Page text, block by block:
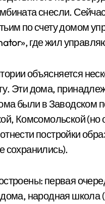
снесли.
по счету домом
где жил
объясняется
Эти дома,
были в
Комсомольс­кой (но
постройки
со­хранились).
первая
народная школа